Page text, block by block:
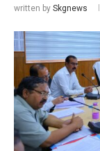
written by Skgnews